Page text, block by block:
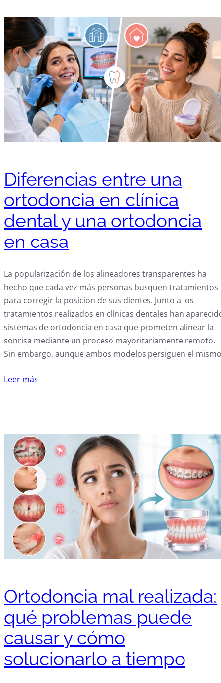
Diferencias entre una
ortodoncia en clínica
dental y una ortodoncia
en casa
La popularización de los alineadores transparentes ha
hecho que cada vez más personas busquen tratamientos
para corregir la posición de sus dientes. Junto a los
tratamientos realizados en clínicas dentales han
sistemas de ortodoncia en casa que prometen alinear la
sonrisa mediante un proceso mayoritariamente remoto.
Sin embargo, aunque ambos modelos persiguen el mismo
Leer más
Ortodoncia mal realizada:
qué problemas puede
causar y cómo
solucionarlo a tiempo